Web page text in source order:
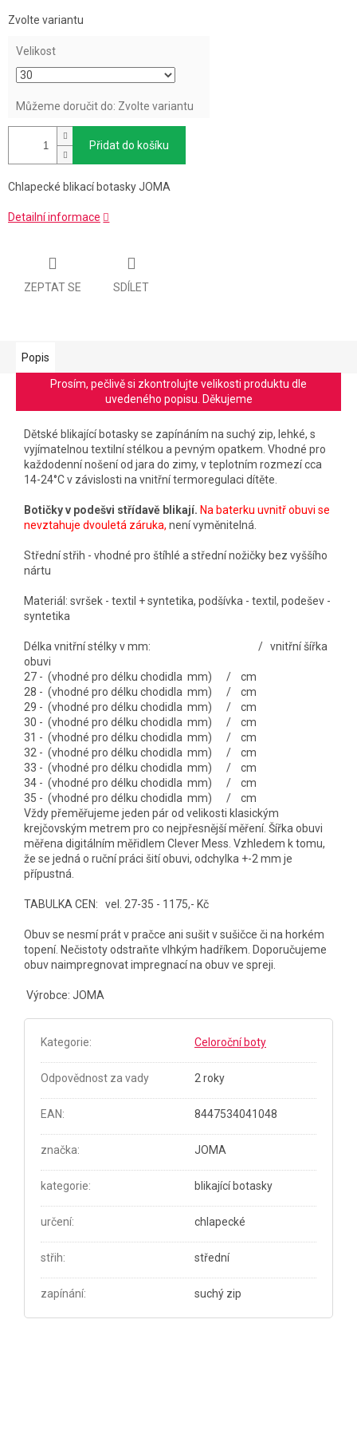
cena:
Zvolte variantu
Velikost
Můžeme doručit do: Zvolte variantu
Přidat do košíku
Chlapecké blikací botasky JOMA
Detailní informace
ZEPTAT SE SDÍLET
Popis
Prosím, pečlivě si zkontrolujte velikosti produktu dle
uvedeného popisu. Děkujeme
Dětské blikající botasky se zapínáním na suchý zip, lehké, s
vyjímatelnou textilní stélkou a pevným opatkem. Vhodné pro
každodenní nošení od jara do zimy, v teplotním rozmezí cca
14-24°C v závislosti na vnitřní termoregulaci dítěte.
Botičky v podešvi střídavě blikají. Na baterku uvnitř obuvi se
nevztahuje dvouletá záruka, není vyměnitelná.
Střední střih - vhodné pro štíhlé a střední nožičky bez vyššího
nártu
Materiál: svršek - textil + syntetika, podšívka - textil, podešev -
syntetika
Délka vnitřní stélky v mm: / vnitřní šířka
obuvi
27 - (vhodné pro délku chodidla mm) / cm
28 - (vhodné pro délku chodidla mm) / cm
29 - (vhodné pro délku chodidla mm) / cm
30 - (vhodné pro délku chodidla mm) / cm
31 - (vhodné pro délku chodidla mm) / cm
32 - (vhodné pro délku chodidla mm) / cm
33 - (vhodné pro délku chodidla mm) / cm
34 - (vhodné pro délku chodidla mm) / cm
35 - (vhodné pro délku chodidla mm) / cm
Vždy přeměřujeme jeden pár od velikosti klasickým
krejčovským metrem pro co nejpřesnější měření. Šířka obuvi
měřena digitálním měřidlem Clever Mess. Vzhledem k tomu,
že se jedná o ruční práci šití obuvi, odchylka +-2 mm je
přípustná.
TABULKA CEN: vel. 27-35 - 1175,- Kč
Obuv se nesmí prát v pračce ani sušit v sušičce či na horkém
topení. Nečistoty odstraňte vlhkým hadříkem. Doporučujeme
obuv naimpregnovat impregnací na obuv ve spreji.
Výrobce: JOMA
Kategorie: Celoroční boty
Odpovědnost za vady 2 roky
EAN: 8447534041048
značka: JOMA
kategorie: blikající botasky
určení: chlapecké
střih: střední
zapínání: suchý zip